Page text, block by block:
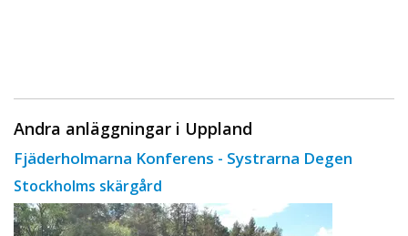
Andra anläggningar i Uppland
Fjäderholmarna Konferens - Systrarna Degen
Stockholms skärgård